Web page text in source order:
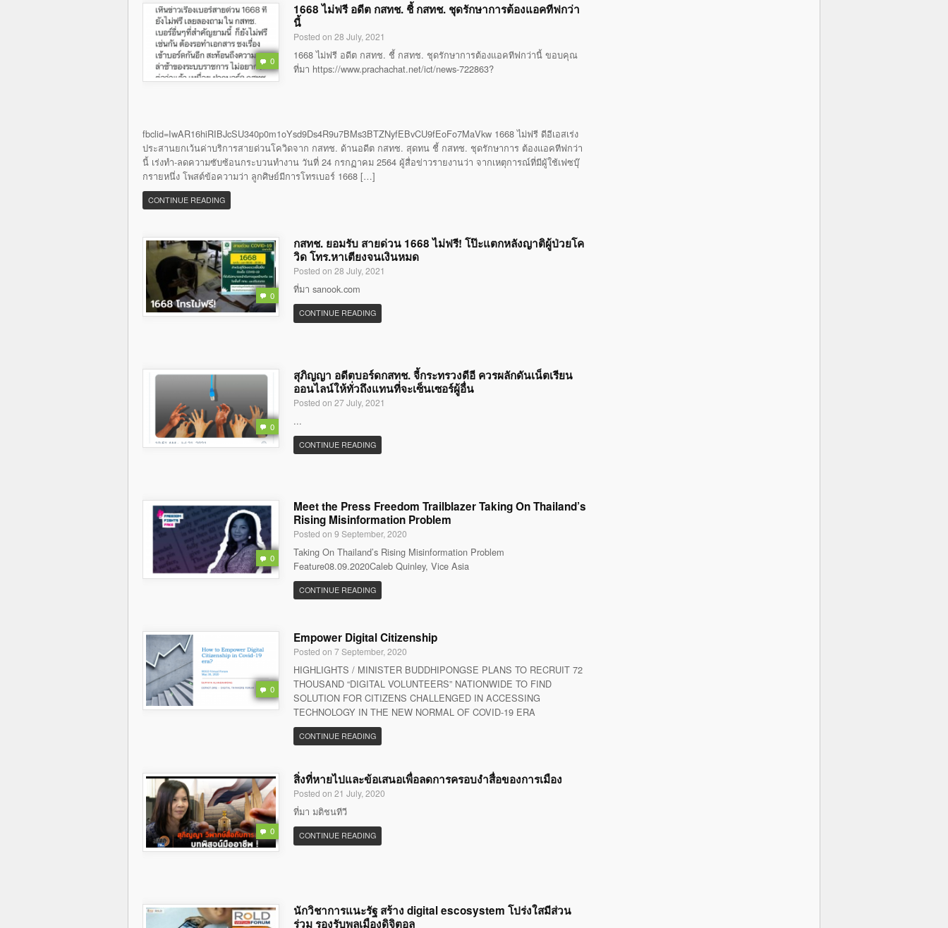
0
1668 ไม่ฟรี อดีต กสทช. ชี้ กสทช. ชุดรักษาการต้องแอคทีฟกว่า
นี้
Posted on 28 July, 2021
1668 ไม่ฟรี อดีต กสทช. ชี้ กสทช. ชุดรักษาการต้องแอคทีฟกว่านี้ ขอบคุณ
ที่มา https://www.prachachat.net/ict/news-722863?
fbclid=IwAR16hiRIBJcSU340p0m1oYsd9Ds4R9u7BMs3BTZNyfEBvCU9fEoFo7MaVkw 1668 ไม่ฟรี ดีอีเอสเร่ง
ประสานยกเว้นค่าบริการสายด่วนโควิดจาก กสทช. ด้านอดีต กสทช. สุดทน ชี้ กสทช. ชุดรักษาการ ต้องแอคทีฟกว่า
นี้ เร่งทำ-ลดความซับซ้อนกระบวนทำงาน วันที่ 24 กรกฏาคม 2564 ผู้สื่อข่าวรายงานว่า จากเหตุการณ์ที่มีผู้ใช้เฟซบุ๊
กรายหนึ่ง โพสต์ข้อความว่า ลูกศิษย์มีการโทรเบอร์ 1668 […]
CONTINUE READING
0
กสทช. ยอมรับ สายด่วน 1668 ไม่ฟรี! โป๊ะแตกหลังญาติผู้ป่วยโค
วิด โทร.หาเตียงจนเงินหมด
Posted on 28 July, 2021
ที่มา sanook.com
CONTINUE READING
0
สุภิญญา อดีตบอร์ดกสทช. จี้กระทรวงดีอี ควรผลักดันเน็ตเรียน
ออนไลน์ให้ทั่วถึงแทนที่จะเซ็นเซอร์ผู้อื่น
Posted on 27 July, 2021
...
CONTINUE READING
0
Meet the Press Freedom Trailblazer Taking On Thailand’s
Rising Misinformation Problem
Posted on 9 September, 2020
Taking On Thailand’s Rising Misinformation Problem
Feature08.09.2020Caleb Quinley, Vice Asia
CONTINUE READING
0
Empower Digital Citizenship
Posted on 7 September, 2020
HIGHLIGHTS / MINISTER BUDDHIPONGSE PLANS TO RECRUIT 72
THOUSAND “DIGITAL VOLUNTEERS” NATIONWIDE TO FIND
SOLUTION FOR CITIZENS CHALLENGED IN ACCESSING
TECHNOLOGY IN THE NEW NORMAL OF COVID-19 ERA
CONTINUE READING
0
สิ่งที่หายไปและข้อเสนอเพื่อลดการครอบงำสื่อของการเมือง
Posted on 21 July, 2020
ที่มา มติชนทีวี
CONTINUE READING
นักวิชาการแนะรัฐ สร้าง digital escosystem โปร่งใสมีส่วน
ร่วม รองรับพลเมืองดิจิตอล